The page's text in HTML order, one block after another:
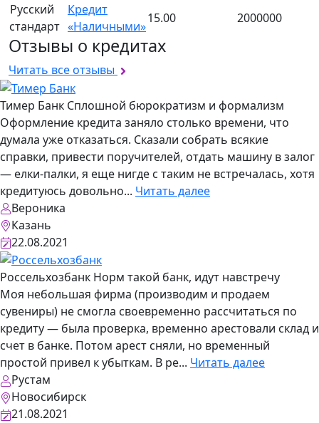
Русский
стандарт
Кредит
«Наличными»
15.00 2000000
Отзывы о кредитах
Читать все отзывы
Тимер Банк Сплошной бюрократизм и формализм
Оформление кредита заняло столько времени, что
думала уже отказаться. Сказали собрать всякие
справки, привести поручителей, отдать машину в залог
— елки-палки, я еще нигде с таким не встречалась, хотя
кредитуюсь довольно... Читать далее
Вероника
Казань
22.08.2021
Россельхозбанк Норм такой банк, идут навстречу
Моя небольшая фирма (производим и продаем
сувениры) не смогла своевременно рассчитаться по
кредиту — была проверка, временно арестовали склад и
счет в банке. Потом арест сняли, но временный
простой привел к убыткам. В ре... Читать далее
Рустам
Новосибирск
21.08.2021